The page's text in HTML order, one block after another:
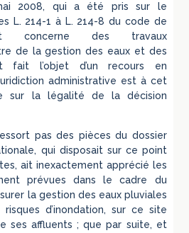
2008, qui a été pris sur le
L. 214-1 à L. 214-8 du code de
et concerne des travaux
de la gestion des eaux et des
fait l’objet d’un recours en
administrative est à cet
sur la légalité de la décision
pas des pièces du dossier
qui disposait sur ce point
ait inexactement apprécié les
prévues dans le cadre du
la gestion des eaux pluviales
d’inondation, sur ce site
ses affluents ; que par suite, et